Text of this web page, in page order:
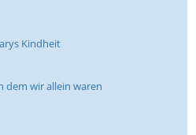
Kindheit
dem wir allein waren